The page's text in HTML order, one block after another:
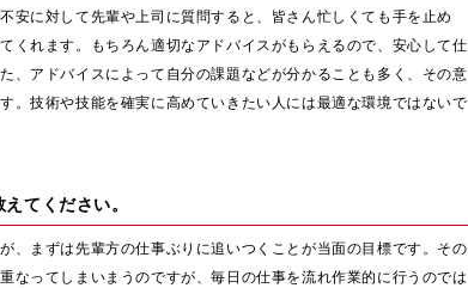
安に対して先輩や上司に質問すると、皆さん忙しくても手を止め
くれます。もちろん適切なアドバイスがもらえるので、安心して仕
、アドバイスによって自分の課題などが分かることも多く、その意
。技術や技能を確実に高めていきたい人には最適な環境ではないで
てください。
、まずは先輩方の仕事ぶりに追いつくことが当面の目標です。その
なってしまいまうのですが、毎日の仕事を流れ作業的に行うのでは